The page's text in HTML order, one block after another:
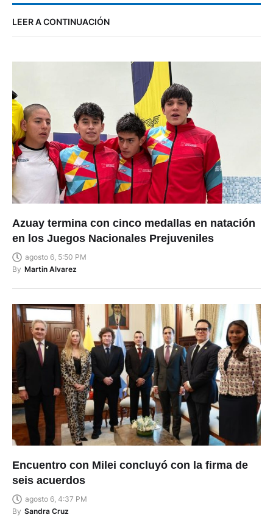
LEER A CONTINUACIÓN
Azuay termina con cinco medallas en natación
en los Juegos Nacionales Prejuveniles
agosto 6, 5:50 PM
By Martin Alvarez
Encuentro con Milei concluyó con la firma de
seis acuerdos
agosto 6, 4:37 PM
By Sandra Cruz